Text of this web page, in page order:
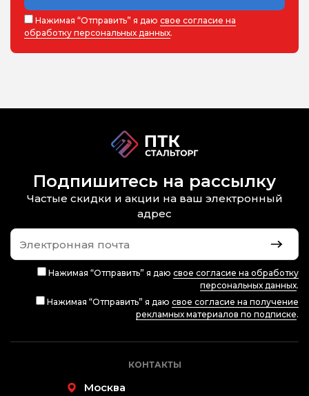
Нажимая “Отправить” я даю свое согласие на
обработку персональных данных.
Подпишитесь на рассылку
Частые скидки и акции на ваш электронный
адрес
Нажимая “Отправить” я даю свое согласие на обработку
персональных данных.
Нажимая “Отправить” я даю свое согласие на получение
рекламных материалов по подписке.
КОНТАКТЫ
Москва